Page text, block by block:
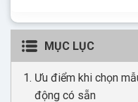
MỤC LỤC
Ưu điểm khi chọn
động có sẵn